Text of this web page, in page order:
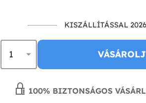
KISZÁLLÍTÁSSAL
100% BIZTONSÁGOS